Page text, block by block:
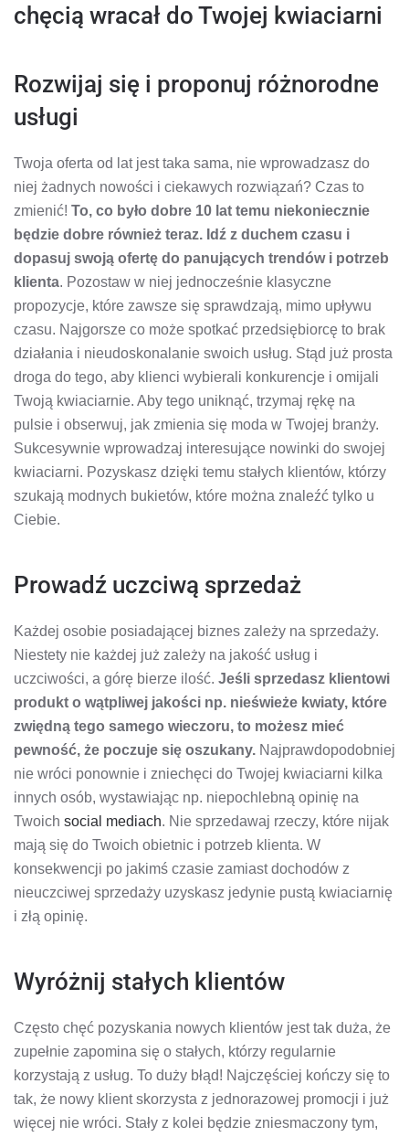
chęcią wracał do Twojej kwiaciarni
Rozwijaj się i proponuj różnorodne
usługi
Twoja oferta od lat jest taka sama, nie wprowadzasz do
niej żadnych nowości i ciekawych rozwiązań? Czas to
zmienić! To, co było dobre 10 lat temu niekoniecznie
będzie dobre również teraz. Idź z duchem czasu i
dopasuj swoją ofertę do panujących trendów i potrzeb
klienta. Pozostaw w niej jednocześnie klasyczne
propozycje, które zawsze się sprawdzają, mimo upływu
czasu. Najgorsze co może spotkać przedsiębiorcę to brak
działania i nieudoskonalanie swoich usług. Stąd już prosta
droga do tego, aby klienci wybierali konkurencje i omijali
Twoją kwiaciarnie. Aby tego uniknąć, trzymaj rękę na
pulsie i obserwuj, jak zmienia się moda w Twojej branży.
Sukcesywnie wprowadzaj interesujące nowinki do swojej
kwiaciarni. Pozyskasz dzięki temu stałych klientów, którzy
szukają modnych bukietów, które można znaleźć tylko u
Ciebie.
Prowadź uczciwą sprzedaż
Każdej osobie posiadającej biznes zależy na sprzedaży.
Niestety nie każdej już zależy na jakość usług i
uczciwości, a górę bierze ilość. Jeśli sprzedasz klientowi
produkt o wątpliwej jakości np. nieświeże kwiaty, które
zwiędną tego samego wieczoru, to możesz mieć
pewność, że poczuje się oszukany. Najprawdopodobniej
nie wróci ponownie i zniechęci do Twojej kwiaciarni kilka
innych osób, wystawiając np. niepochlebną opinię na
Twoich social mediach. Nie sprzedawaj rzeczy, które nijak
mają się do Twoich obietnic i potrzeb klienta. W
konsekwencji po jakimś czasie zamiast dochodów z
nieuczciwej sprzedaży uzyskasz jedynie pustą kwiaciarnię
i złą opinię.
Wyróżnij stałych klientów
Często chęć pozyskania nowych klientów jest tak duża, że
zupełnie zapomina się o stałych, którzy regularnie
korzystają z usług. To duży błąd! Najczęściej kończy się to
tak, że nowy klient skorzysta z jednorazowej promocji i już
więcej nie wróci. Stały z kolei będzie zniesmaczony tym,